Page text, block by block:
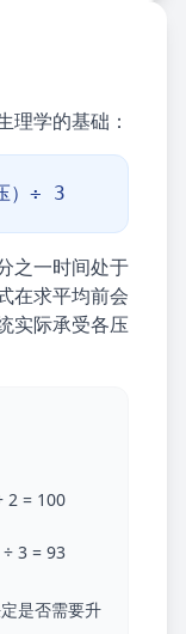
理学的基础：
）÷ 3
之一时间处于
在求平均前会
实际承受各压
2 = 100
3 = 93
是否需要升